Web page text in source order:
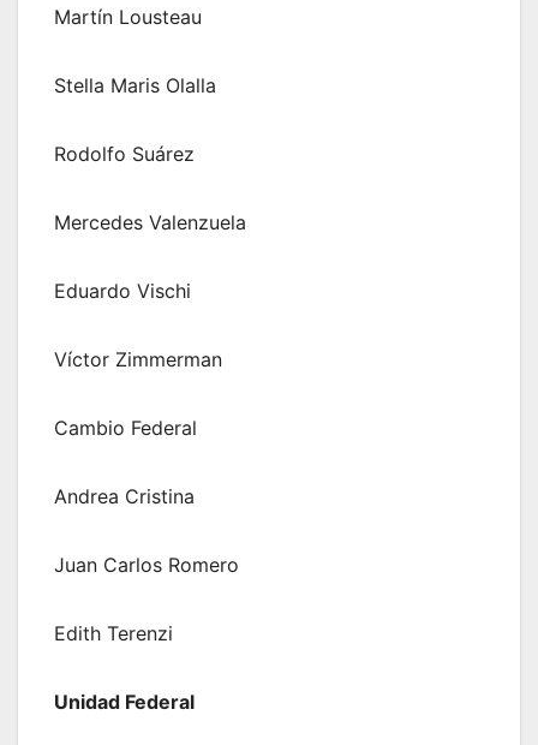
Martín Lousteau
Stella Maris Olalla
Rodolfo Suárez
Mercedes Valenzuela
Eduardo Vischi
Víctor Zimmerman
Cambio Federal
Andrea Cristina
Juan Carlos Romero
Edith Terenzi
Unidad Federal